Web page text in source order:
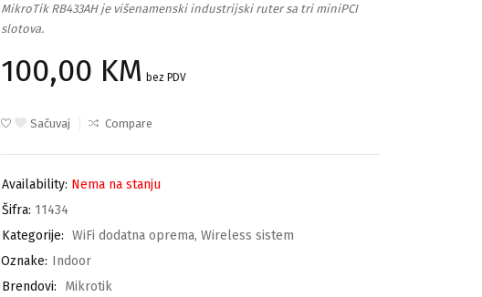
MikroTik RB433AH je višenamenski industrijski ruter sa tri miniPCI
slotova.
100,00 KM bez PDV
Sačuvaj Compare
Availability: Nema na stanju
Šifra: 11434
Kategorije: WiFi dodatna oprema, Wireless sistem
Oznake: Indoor
Brendovi:
Mikrotik